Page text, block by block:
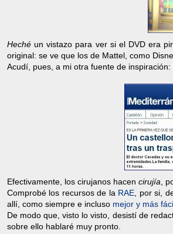
Heché un vistazo para ver si el DVD era
original: se ve que los de Mattel, como
Acudí, pues, a mi otra fuente de inspiración:
Efectivamente, los cirujanos hacen cirujía ,
Comprobé los recursos de la RAE , por si,
allí, como siempre e incluso mejor y más
De modo que, visto lo visto, desistí de
sobre ello hablaré muy pronto.